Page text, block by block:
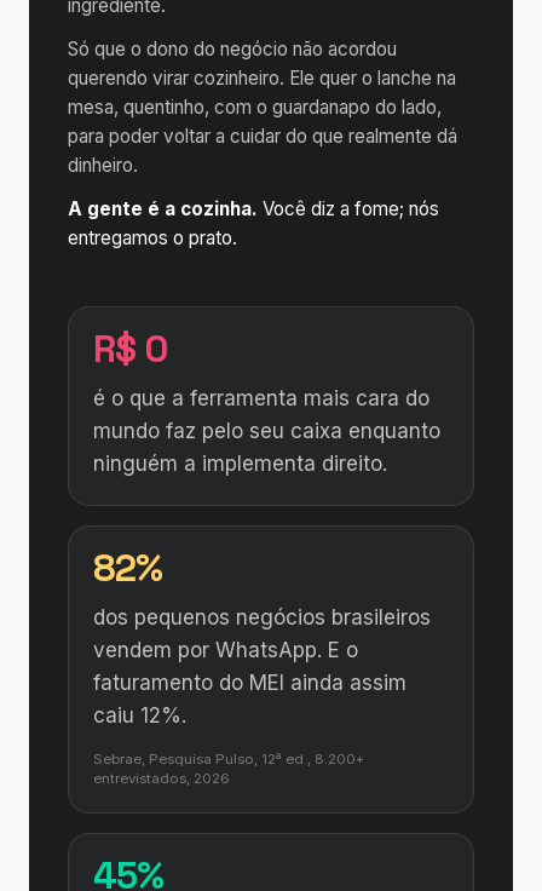
ingrediente.
Só que o dono do negócio não acordou
querendo virar cozinheiro. Ele quer o lanche na
mesa, quentinho, com o guardanapo do lado,
para poder voltar a cuidar do que realmente dá
dinheiro.
A gente é a cozinha. Você diz a fome; nós
entregamos o prato.
R$ 0
é o que a ferramenta mais cara do
mundo faz pelo seu caixa enquanto
ninguém a implementa direito.
82%
dos pequenos negócios brasileiros
vendem por WhatsApp. E o
faturamento do MEI ainda assim
caiu 12%.
Sebrae, Pesquisa Pulso, 12ª ed., 8.200+
entrevistados, 2026
45%